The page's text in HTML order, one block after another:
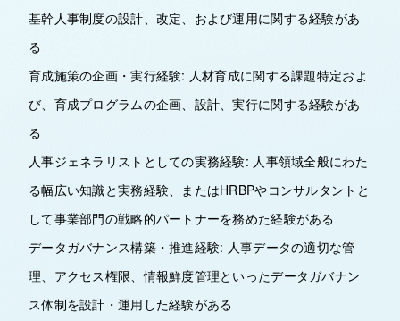
基幹人事制度の設計、改定、および運用に関する経験があ
る
育成施策の企画・実行経験: 人材育成に関する課題特定およ
び、育成プログラムの企画、設計、実行に関する経験があ
る
人事ジェネラリストとしての実務経験: 人事領域全般にわた
る幅広い知識と実務経験、またはHRBPやコンサルタントと
して事業部門の戦略的パートナーを務めた経験がある
データガバナンス構築・推進経験: 人事データの適切な管
理、アクセス権限、情報鮮度管理といったデータガバナン
ス体制を設計・運用した経験がある